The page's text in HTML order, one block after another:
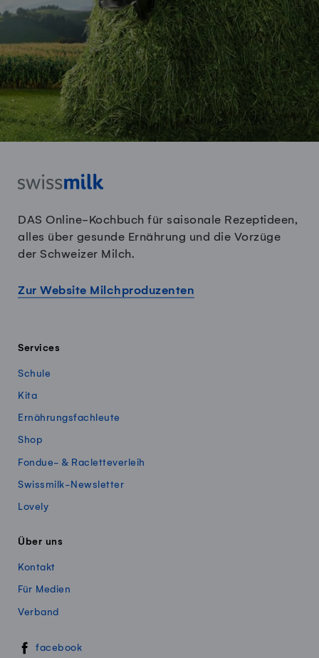
DAS Online-Kochbuch für saisonale Rezeptideen,
alles über gesunde Ernährung und die Vorzüge
der Schweizer Milch.
Zur Website Milchproduzenten
Services
Schule
Kita
Ernährungsfachleute
Shop
Fondue- & Racletteverleih
Swissmilk-Newsletter
Lovely
Über uns
Kontakt
Für Medien
Verband
Swissmillk auf Social Media
facebook